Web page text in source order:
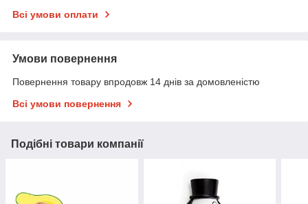
Всі умови оплати
Умови повернення
Повернення товару впродовж 14 днів за домовленістю
Всі умови повернення
Подібні товари компанії